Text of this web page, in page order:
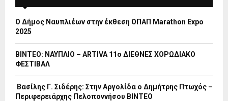
Ο Δήμος Ναυπλιέων στην έκθεση ΟΠΑΠ Marathon Expo
2025
ΒΙΝΤΕΟ: ΝΑΥΠΛΙΟ – ARTIVA 11ο ΔΙΕΘΝΕΣ ΧΟΡΩΔΙΑΚΟ
ΦΕΣΤΙΒΑΛ
Βασίλης Γ. Σιδέρης: Στην Αργολίδα ο Δημήτρης Πτωχός –
Περιφερειάρχης Πελοποννήσου ΒΙΝΤΕΟ